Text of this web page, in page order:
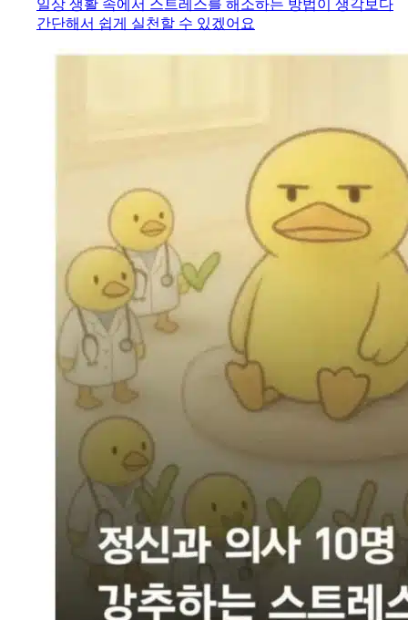
일상 생활 속에서 스트레스를 해소하는 방법이 생각보다
간단해서 쉽게 실천할 수 있겠어요